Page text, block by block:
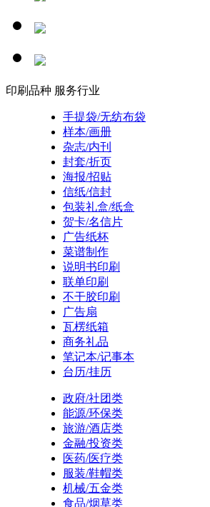
印刷品种 服务行业
手提袋/无纺布袋
样本/画册
杂志/内刊
封套/折页
海报/招贴
信纸/信封
包装礼盒/纸盒
贺卡/名信片
广告纸杯
菜谱制作
说明书印刷
联单印刷
不干胶印刷
广告扇
瓦楞纸箱
商务礼品
笔记本/记事本
台历/挂历
政府/社团类
能源/环保类
旅游/酒店类
金融/投资类
医药/医疗类
服装/鞋帽类
机械/五金类
食品/烟草类